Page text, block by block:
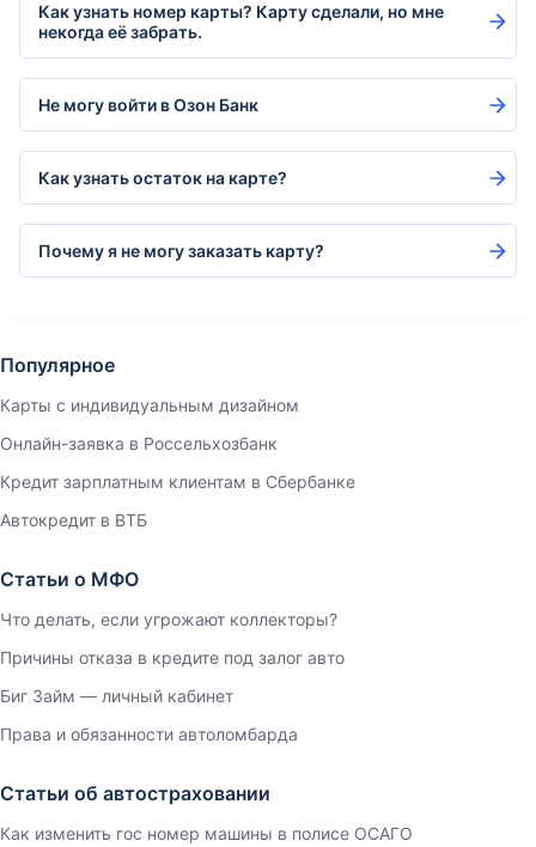
Как узнать номер карты? Карту сделали, но мне
некогда её забрать.
Не могу войти в Озон Банк
Как узнать остаток на карте?
Почему я не могу заказать карту?
Популярное
Карты с индивидуальным дизайном
Онлайн-заявка в Россельхозбанк
Кредит зарплатным клиентам в Сбербанке
Автокредит в ВТБ
Статьи о МФО
Что делать, если угрожают коллекторы?
Причины отказа в кредите под залог авто
Биг Займ — личный кабинет
Права и обязанности автоломбарда
Статьи об автостраховании
Как изменить гос номер машины в полисе ОСАГО